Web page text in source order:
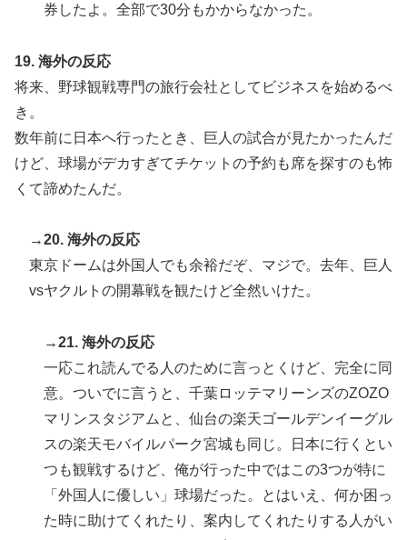
券したよ。全部で30分もかからなかった。
19. 海外の反応
将来、野球観戦専門の旅行会社としてビジネスを始めるべ
き。
数年前に日本へ行ったとき、巨人の試合が見たかったんだ
けど、球場がデカすぎてチケットの予約も席を探すのも怖
くて諦めたんだ。
→20. 海外の反応
東京ドームは外国人でも余裕だぞ、マジで。去年、巨人
vsヤクルトの開幕戦を観たけど全然いけた。
→21. 海外の反応
一応これ読んでる人のために言っとくけど、完全に同
意。ついでに言うと、千葉ロッテマリーンズのZOZO
マリンスタジアムと、仙台の楽天ゴールデンイーグル
スの楽天モバイルパーク宮城も同じ。日本に行くとい
つも観戦するけど、俺が行った中ではこの3つが特に
「外国人に優しい」球場だった。とはいえ、何か困っ
た時に助けてくれたり、案内してくれたりする人がい